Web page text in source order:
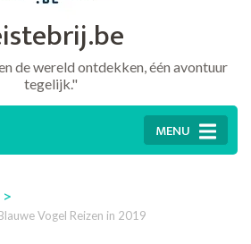
de wereld ontdekken, één avontuur
tegelijk."
MENU
>
Vogel Reizen in 2019